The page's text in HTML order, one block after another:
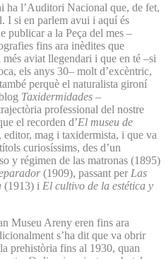
ha l’Auditori Nacional que, de fet,
I si en parlem avui i aquí és
publicar a la Peça del mes –
fins ara inèdites que
aviat llegendari i que en té –si
els anys 30– molt d’excèntric,
perquè el naturalista gironí
Taxidermidades –
professional del nostre
el recorden d’El museu de
mag i taxidermista, i que va
curiosíssims, des d’un
y régimen de las matronas (1895)
(1909), passant per Las
(1913) i El cultivo de la estética y
Museu Areny eren fins ara
s’ha dit que va obrir
prehistòria fins al 1930, quan